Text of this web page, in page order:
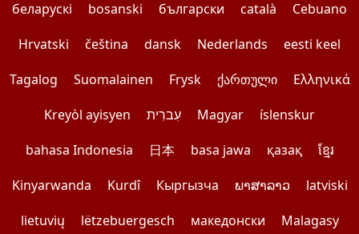
беларускі
bosanski български català
Cebuano
Hrvatski
čeština dansk Nederlands
eesti keel
Tagalog
Suomalainen Frysk ქართული
Ελληνικά
Kreyòl ayisyen
עִברִית Magyar
íslenskur
bahasa Indonesia
日本 basa jawa қазақ
ខ្មែរ
Kinyarwanda
Kurdî Кыргызча ພາສາລາວ
latviski
lietuvių
lëtzebuergesch македонски
Malagasy